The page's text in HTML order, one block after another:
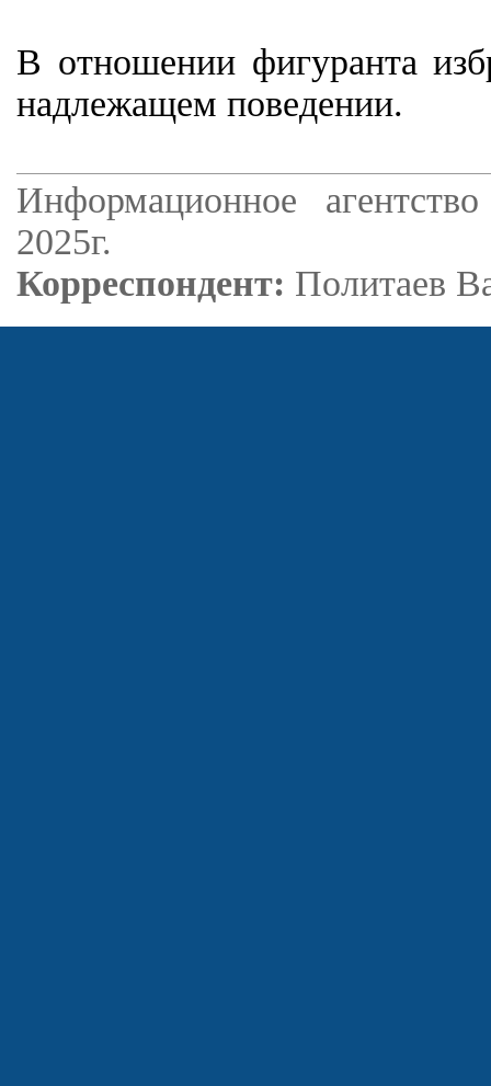
В отношении фигуранта
надлежащем поведении.
Информационное
2025г.
Корреспондент: Политаев